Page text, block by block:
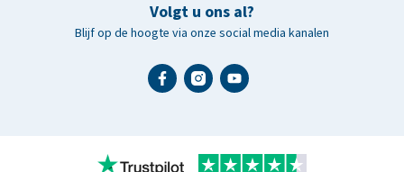
Volgt u ons al?
Blijf op de hoogte via onze social media kanalen